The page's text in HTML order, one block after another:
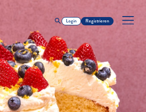
Login Registrieren